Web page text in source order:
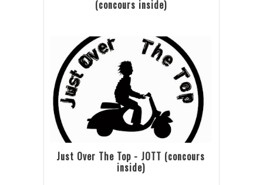
(concours inside)
Just Over The Top - JOTT (concours
inside)